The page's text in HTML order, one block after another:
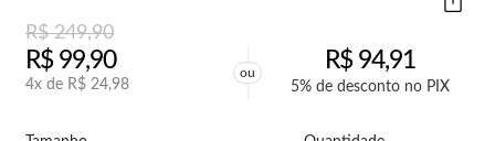
R$249,90
R$99,90
4x de R$ 24,98
ou R$94,91
5% de desconto no PIX